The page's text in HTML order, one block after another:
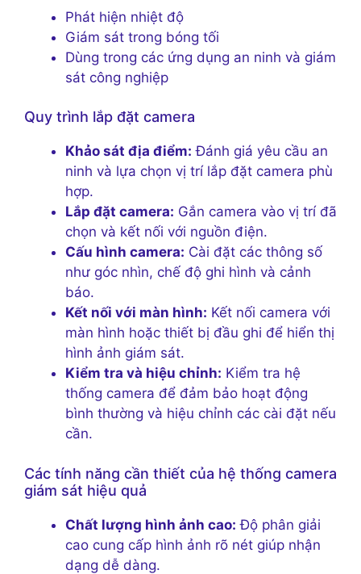
Phát hiện nhiệt độ
Giám sát trong bóng tối
Dùng trong các ứng dụng an ninh và giám
sát công nghiệp
Quy trình lắp đặt camera
Khảo sát địa điểm: Đánh giá yêu cầu an
ninh và lựa chọn vị trí lắp đặt camera phù
hợp.
Lắp đặt camera: Gắn camera vào vị trí đã
chọn và kết nối với nguồn điện.
Cấu hình camera: Cài đặt các thông số
như góc nhìn, chế độ ghi hình và cảnh
báo.
Kết nối với màn hình: Kết nối camera với
màn hình hoặc thiết bị đầu ghi để hiển thị
hình ảnh giám sát.
Kiểm tra và hiệu chỉnh: Kiểm tra hệ
thống camera để đảm bảo hoạt động
bình thường và hiệu chỉnh các cài đặt nếu
cần.
Các tính năng cần thiết của hệ thống camera
giám sát hiệu quả
Chất lượng hình ảnh cao: Độ phân giải
cao cung cấp hình ảnh rõ nét giúp nhận
dạng dễ dàng.